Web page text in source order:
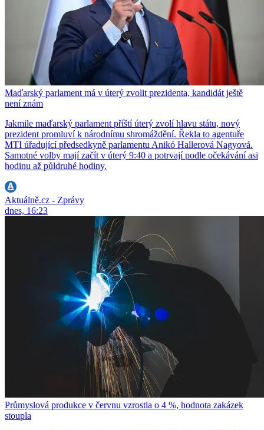
Maďarský parlament má v úterý zvolit prezidenta, kandidát ještě
není znám
Jakmile maďarský parlament příští úterý zvolí hlavu státu, nový
prezident promluví k národnímu shromáždění. Řekla to agentuře
MTI úřadující předsedkyně parlamentu Anikó Hallerová Nagyová.
Samotné volby mají začít v úterý 9:40 a potrvají podle očekávání asi
hodinu až půldruhé hodiny.
Aktuálně.cz - Zprávy
dnes, 16:23
Průmyslová produkce v červnu vzrostla o 4 %, hodnota zakázek
stoupla